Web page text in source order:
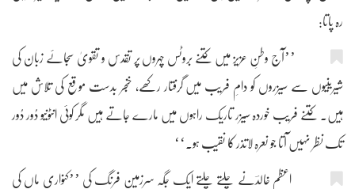
رہ پاتا:
’’آج وطنِ عزیز میں کتنے بروٹس چہروں پر تقدس و تقویٰ سجائے زبان کی
شیرینیوں سے سیزروں کو دامِ فریب میں گرفتار رکھے، خنجر بدست موقع کی تلاش میں
ہیں۔ کتنے فریب خوردہ سیزر تاریک راہوں میں مارے جاتے ہیں مگر کوئی انٹونیو دُور دُور
تک نظر نہیں آتا جو نعرہ لاتذر کا نقیب ہو۔‘‘
اعظم خالدؔنے چلتے چلتے ایک جگہ سرزمینِ فرنگ کی ’’کنواری ماں کی